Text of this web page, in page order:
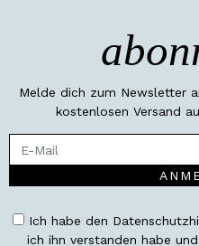
Melde dich zum Newsletter
kostenlosen Versand
Ich habe den
ich ihn verstanden habe